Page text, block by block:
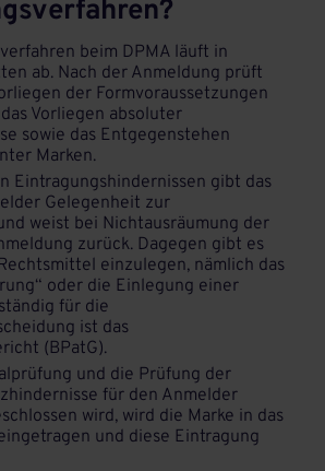
beim DPMA läuft in
ab. Nach der Anmeldung prüft
der Formvoraussetzungen
Vorliegen absoluter
sowie das Entgegenstehen
Marken.
Eintragungshindernissen gibt das
Gelegenheit zur
weist bei Nichtausräumung der
zurück. Dagegen gibt es
einzulegen, nämlich das
oder die Einlegung einer
für die
ist das
(BPatG).
und die Prüfung der
für den Anmelder
wird, wird die Marke in das
und diese Eintragung